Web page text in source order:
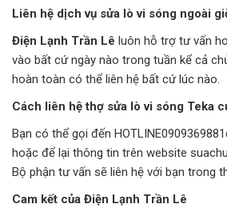
Liên hệ dịch vụ sửa lò vi sóng ngoài
Điện Lạnh Trần Lê luôn hỗ trợ tư vấn
vào bất cứ ngày nào trong tuần kể cả
hoàn toàn có thể liên hệ bất cứ lúc nào.
Cách liên hệ thợ sửa lò vi sóng Teka
Bạn có thể gọi đến
hoặc để lại thông tin trên website
Bộ phận tư vấn sẽ liên hệ với bạn trong
Cam kết của Điện Lạnh Trần Lê